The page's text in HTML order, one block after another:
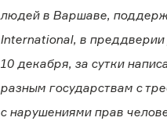
людей в Варшаве,
International, в
10 декабря, за сутки
разным государствам с
с нарушениями прав